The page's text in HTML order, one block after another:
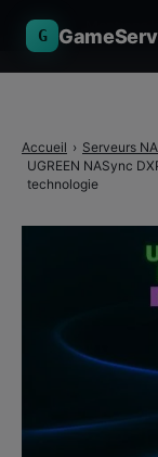
Accueil › Serveurs
UGREEN NASync
technologie
G
Mentions